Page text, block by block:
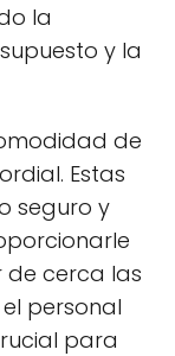
la
y la
de
Estas
seguro y
de cerca las
personal
para